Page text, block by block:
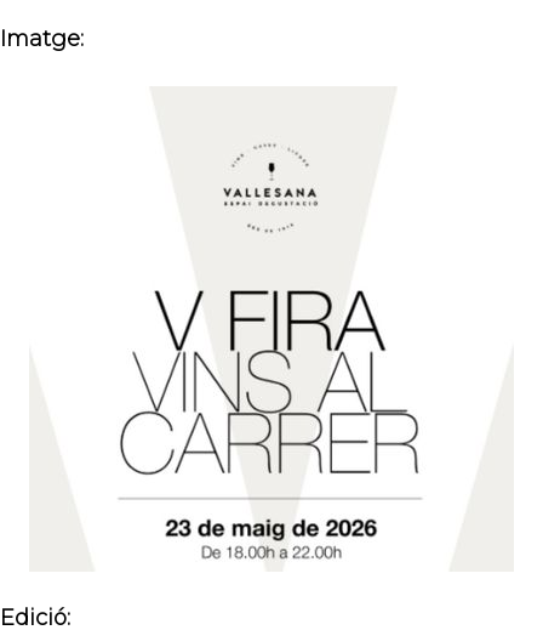
Imatge:
Edició: